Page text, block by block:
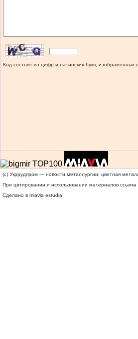
Код состоит из цифр и латинских букв, изображенных
(c) Укррудпром — новости металлургии: цветная
При цитировании и использовании материалов ссылка
Сделано в miavia estudia.